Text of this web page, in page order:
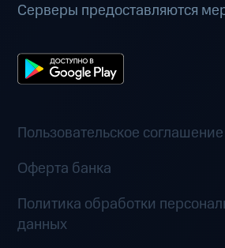
Серверы предоставляются
Пользовательское соглашение
Оферта банка
Политика обработки
данных